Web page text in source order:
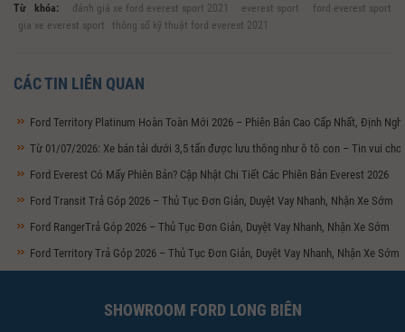
Từ khóa: đánh giá xe ford everest sport 2021 everest sport
ford everest sport
gia xe everest sport
thông số kỹ thuật ford everest 2021
CÁC TIN LIÊN QUAN
Ford Territory Platinum Hoàn Toàn Mới 2026 – Phiên Bản Cao Cấp Nhất, Định
Từ 01/07/2026: Xe bán tải dưới 3,5 tấn được lưu thông như ô tô con – Tin vui cho
Ford Everest Có Mấy Phiên Bản? Cập Nhật Chi Tiết Các Phiên Bản Everest 2026
Ford Transit Trả Góp 2026 – Thủ Tục Đơn Giản, Duyệt Vay Nhanh, Nhận Xe Sớm
Ford RangerTrả Góp 2026 – Thủ Tục Đơn Giản, Duyệt Vay Nhanh, Nhận Xe Sớm
Ford Territory Trả Góp 2026 – Thủ Tục Đơn Giản, Duyệt Vay Nhanh, Nhận Xe Sớm
SHOWROOM FORD LONG BIÊN